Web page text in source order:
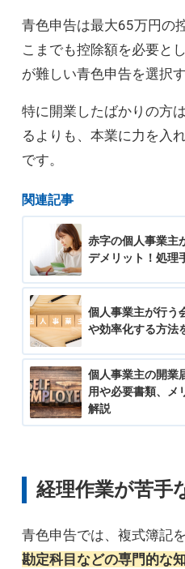
青色申告は最大65万円の
こまでも控除額を必要と
が難しい青色申告を選択
特に開業したばかりの方
るよりも、本業に力を入
です。
関連記事
赤字の個人事業主
デメリット！処理
個人事業主が行う
や効率化する方法
個人事業主の開業
用や必要書類、メ
解説
経理作業が苦手
青色申告では、複式簿記
勘定科目などの専門的な